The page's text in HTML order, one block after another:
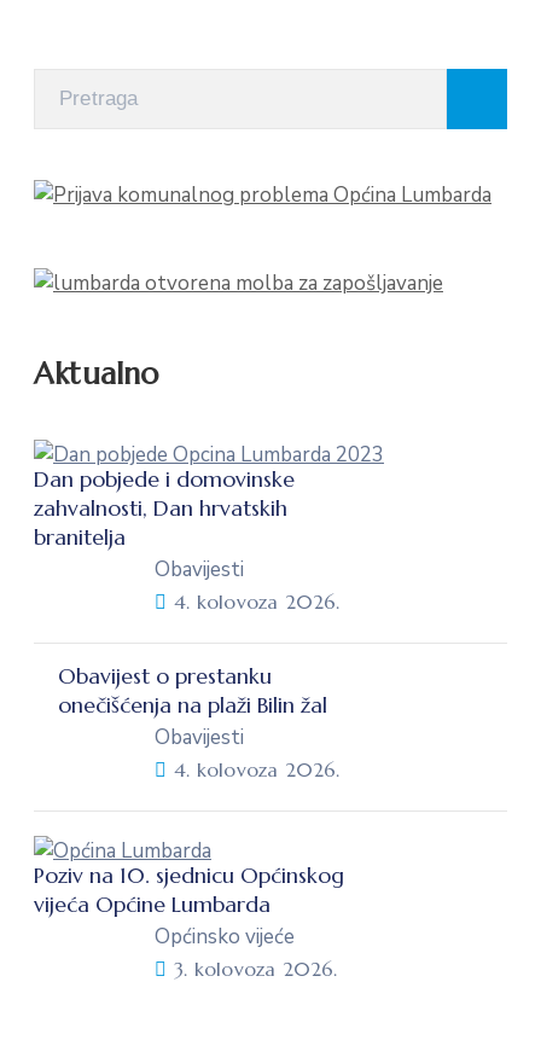
Aktualno
Dan pobjede i domovinske
zahvalnosti, Dan hrvatskih
branitelja
Obavijesti
4. kolovoza 2026.
Obavijest o prestanku
onečišćenja na plaži Bilin žal
Obavijesti
4. kolovoza 2026.
Poziv na 10. sjednicu Općinskog
vijeća Općine Lumbarda
Općinsko vijeće
3. kolovoza 2026.